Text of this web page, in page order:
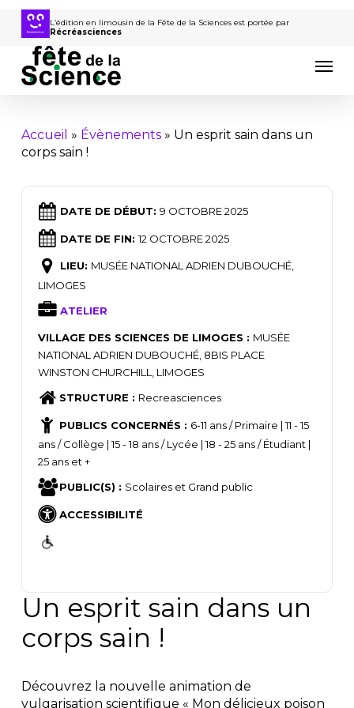
Passer
contenu
principal
L’édition en limousin de la Fête de la Sciences est portée par
Récréasciences
Accueil » Évènements» Un esprit sain dans un
corps sain !
DATE DE DÉBUT: 9 OCTOBRE 2025
DATE DE FIN:12 OCTOBRE 2025
LIEU: MUSÉE NATIONAL ADRIEN DUBOUCHÉ,
LIMOGES
ATELIER
VILLAGE DES SCIENCES DE LIMOGES : MUSÉE
NATIONAL ADRIEN DUBOUCHÉ, 8BIS PLACE
WINSTON CHURCHILL, LIMOGES
STRUCTURE : Recreasciences
PUBLICS CONCERNÉS : 6-11 ans / Primaire | 11 - 15
ans / Collège | 15 - 18 ans / Lycée | 18 - 25 ans / Étudiant |
25 ans et +
PUBLIC(S) : Scolaires et Grand public
ACCESSIBILITÉ
Un esprit sain dans un
corps sain !
Découvrez la nouvelle animation de
vulgarisation scientifique « Mon délicieux poison